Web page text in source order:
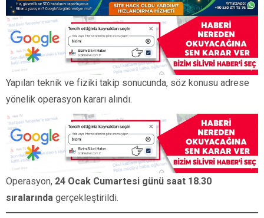
Yapılan teknik ve fiziki takip sonucunda, söz konusu adrese
yönelik operasyon kararı alındı.
Operasyon, 24 Ocak Cumartesi günü saat 18.30
sıralarında gerçekleştirildi.